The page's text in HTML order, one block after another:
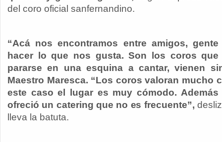
del coro oficial sanfernandino.
“Acá nos encontramos entre amigos,
hacer lo que nos gusta. Son los coros
pararse en una esquina a cantar, vienen
Maestro Maresca. “Los coros valoran mucho
este caso el lugar es muy cómodo.
ofreció un catering que no es frecuente”,
lleva la batuta.